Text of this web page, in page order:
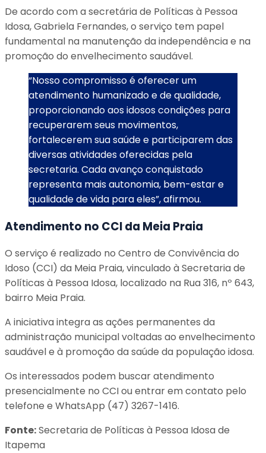
De acordo com a secretária de Políticas à Pessoa
Idosa, Gabriela Fernandes, o serviço tem papel
fundamental na manutenção da independência e na
promoção do envelhecimento saudável.
“Nosso compromisso é oferecer um
atendimento humanizado e de qualidade,
proporcionando aos idosos condições para
recuperarem seus movimentos,
fortalecerem sua saúde e participarem das
diversas atividades oferecidas pela
secretaria. Cada avanço conquistado
representa mais autonomia, bem-estar e
qualidade de vida para eles”, afirmou.
Atendimento no CCI da Meia Praia
O serviço é realizado no Centro de Convivência do
Idoso (CCI) da Meia Praia, vinculado à Secretaria de
Políticas à Pessoa Idosa, localizado na Rua 316, nº 643,
bairro Meia Praia.
A iniciativa integra as ações permanentes da
administração municipal voltadas ao envelhecimento
saudável e à promoção da saúde da população idosa.
Os interessados podem buscar atendimento
presencialmente no CCI ou entrar em contato pelo
telefone e WhatsApp (47) 3267-1416.
Fonte:Secretaria de Políticas à Pessoa Idosa de
Itapema